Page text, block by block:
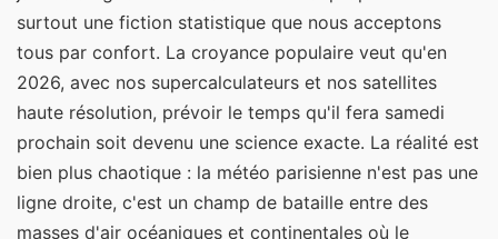
surtout une fiction statistique que nous acceptons
tous par confort. La croyance populaire veut qu'en
2026, avec nos supercalculateurs et nos satellites
haute résolution, prévoir le temps qu'il fera samedi
prochain soit devenu une science exacte. La réalité est
bien plus chaotique : la météo parisienne n'est pas une
ligne droite, c'est un champ de bataille entre des
masses d'air océaniques et continentales où le